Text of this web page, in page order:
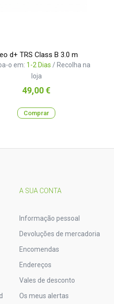
d+ TRS Class B 3.0 m
o em: 1-2 Dias / Recolha na
loja
Preço
49,00 €
Comprar
A SUA CONTA
Informação pessoal
Devoluções de mercadoria
Encomendas
Endereços
Vales de desconto
Os meus alertas